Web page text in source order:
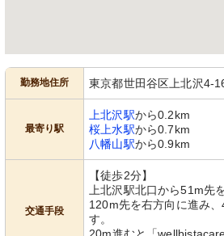
勤務地住所 東京都世田谷区上北沢4-
最寄り駅
上北沢駅から0.2km
桜上水駅から0.7km
八幡山駅から0.9km
交通手段
【徒歩2分】
上北沢駅北口から51m先
120m先を右方向に進み
す。